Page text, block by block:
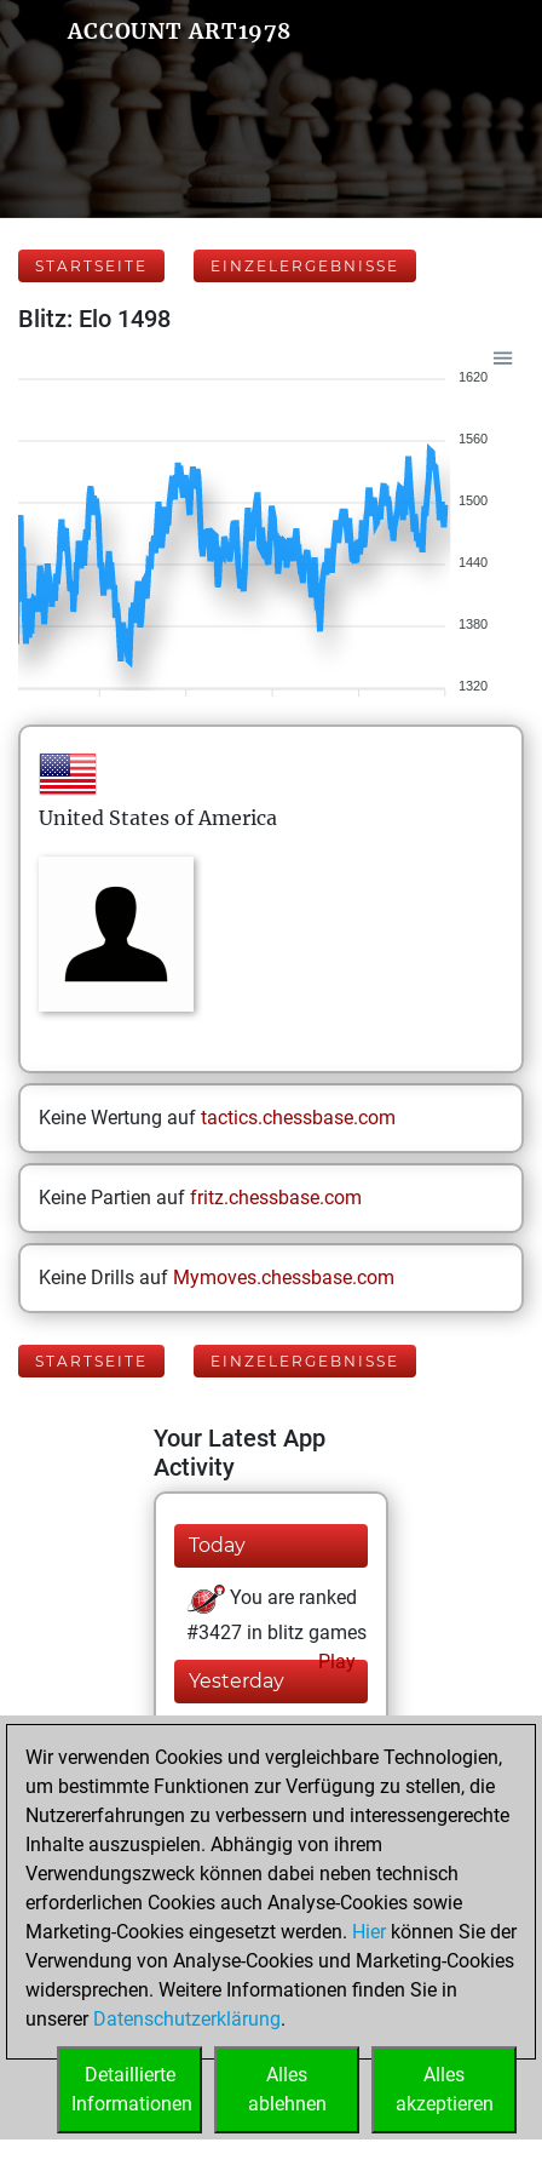
ACCOUNT ART1978
STARTSEITE EINZELERGEBNISSE
Blitz: Elo 1498
1620
1560
1500
1440
1380
1320
United States of America
Keine Wertung auf tactics.chessbase.com
Keine Partien auf fritz.chessbase.com
Keine Drills auf Mymoves.chessbase.com
STARTSEITE EINZELERGEBNISSE
Your Latest App
Activity
Today
You are ranked
#3427 in blitz games
Play
Yesterday
blitz games
Play
+179 =21 -200 in
blitz
Donnerstag,
November 25,
2021
You created
your Play account
Wir verwenden Cookies und vergleichbare Technologien,
um bestimmte Funktionen zur Verfügung zu stellen, die
Nutzererfahrungen zu verbessern und interessengerechte
Inhalte auszuspielen. Abhängig von ihrem
Verwendungszweck können dabei neben technisch
erforderlichen Cookies auch Analyse-Cookies sowie
Marketing-Cookies eingesetzt werden. Hierkönnen Sie der
Verwendung von Analyse-Cookies und Marketing-Cookies
widersprechen. Weitere Informationen finden Sie in
unserer Datenschutzerklärung.
Alles
akzeptieren
Alles
ablehnen
Detaillierte
Informationen